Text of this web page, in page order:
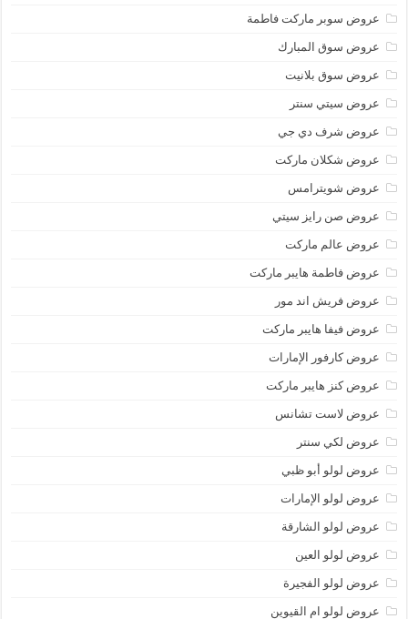
عروض سوبر ماركت فاطمة
عروض سوق المبارك
عروض سوق بلانيت
عروض سيتي سنتر
عروض شرف دي جي
عروض شكلان ماركت
عروض شويترامس
عروض صن رايز سيتي
عروض عالم ماركت
عروض فاطمة هايبر ماركت
عروض فريش اند مور
عروض فيفا هايبر ماركت
عروض كارفور الإمارات
عروض كنز هايبر ماركت
عروض لاست تشانس
عروض لكي سنتر
عروض لولو أبو ظبي
عروض لولو الإمارات
عروض لولو الشارقة
عروض لولو العين
عروض لولو الفجيرة
عروض لولو ام القيوين